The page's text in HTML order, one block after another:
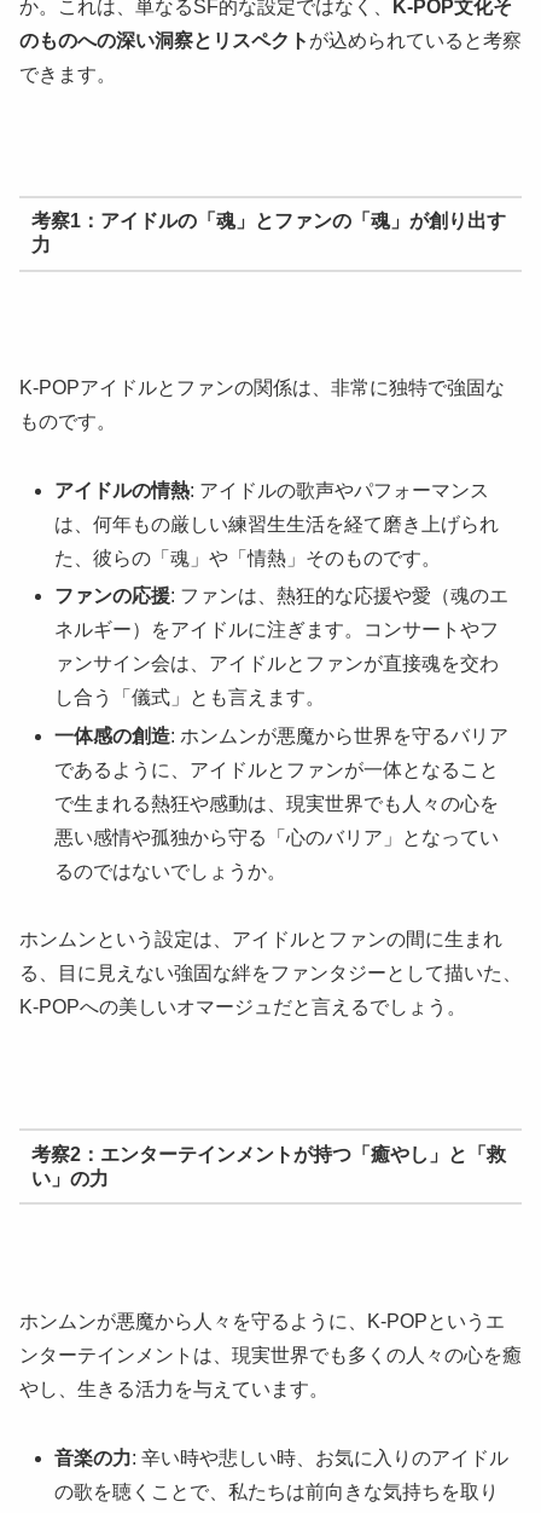
か。これは、単なるSF的な設定ではなく、
K-POP文化そ
のものへの深い洞察とリスペクト が込められていると考察
できます。
考察1：アイドルの「魂」とファンの「魂」が創り出す
力
K-POPアイドルとファンの関係は、非常に独特で強固な
ものです。
アイドルの情熱: アイドルの歌声やパフォーマンス
は、何年もの厳しい練習生生活を経て磨き上げられ
た、彼らの「魂」や「情熱」そのものです。
ファンの応援: ファンは、熱狂的な応援や愛（魂のエ
ネルギー）をアイドルに注ぎます。コンサートやフ
ァンサイン会は、アイドルとファンが直接魂を交わ
し合う「儀式」とも言えます。
一体感の創造: ホンムンが悪魔から世界を守るバリア
であるように、アイドルとファンが一体となること
で生まれる熱狂や感動は、現実世界でも人々の心を
悪い感情や孤独から守る「心のバリア」となってい
るのではないでしょうか。
ホンムンという設定は、アイドルとファンの間に生まれ
る、目に見えない強固な絆をファンタジーとして描いた、
K-POPへの美しいオマージュだと言えるでしょう。
考察2：エンターテインメントが持つ「癒やし」と「救
い」の力
ホンムンが悪魔から人々を守るように、K-POPというエ
ンターテインメントは、現実世界でも多くの人々の心を癒
やし、生きる活力を与えています。
音楽の力: 辛い時や悲しい時、お気に入りのアイドル
の歌を聴くことで、私たちは前向きな気持ちを取り